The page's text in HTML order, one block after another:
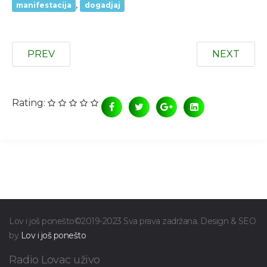
manifestacija , dogadjaj
PREV NEXT
Rating:
Lov i još ponešto©2019-2023 Sva prava zadržana. Design & SEO
by Lov i još ponešto
Radio Lovac uživo